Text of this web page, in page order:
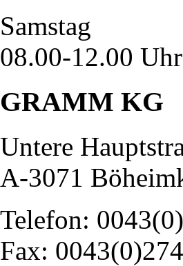
Samstag
08.00-12.00 Uhr
GRAMM KG
Untere
A-3071
Telefon:
Fax: